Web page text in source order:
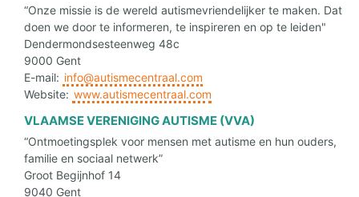
“Onze missie is de wereld autismevriendelijker te maken. Dat
doen we door te informeren, te inspireren en op te leiden"
Dendermondsesteenweg 48c
9000 Gent
E-mail: info@autismecentraal.com
Website: www.autismecentraal.com
VLAAMSE VERENIGING AUTISME (VVA)
“Ontmoetingsplek voor mensen met autisme en hun ouders,
familie en sociaal netwerk”
Groot Begijnhof 14
9040 Gent